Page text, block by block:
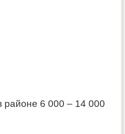
районе 6 000 – 14 000